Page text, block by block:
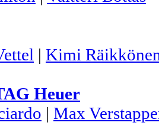
| Kimi
Heuer
| Max